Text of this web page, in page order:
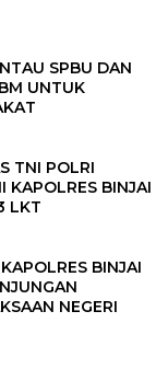
SPBU DAN
UNTUK
TNI POLRI
KAPOLRES BINJAI
LKT
BINJAI
NEGERI